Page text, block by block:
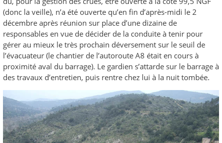
(donc la veille), n’a été ouverte qu’en fin d’après-midi le 2
décembre après réunion sur place d’une dizaine de
responsables en vue de décider de la conduite à tenir pour
gérer au mieux le très prochain déversement sur le seuil de
l’évacuateur (le chantier de l’autoroute A8 était en cours à
proximité aval du barrage). Le gardien s’attarde sur le barrage à
des travaux d’entretien, puis rentre chez lui à la nuit tombée.